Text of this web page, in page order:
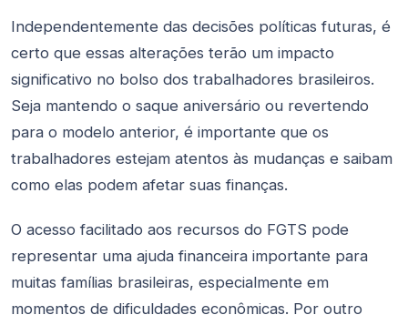
Independentemente das decisões políticas futuras, é
certo que essas alterações terão um impacto
significativo no bolso dos trabalhadores brasileiros.
Seja mantendo o saque aniversário ou revertendo
para o modelo anterior, é importante que os
trabalhadores estejam atentos às mudanças e saibam
como elas podem afetar suas finanças.
O acesso facilitado aos recursos do FGTS pode
representar uma ajuda financeira importante para
muitas famílias brasileiras, especialmente em
momentos de dificuldades econômicas. Por outro